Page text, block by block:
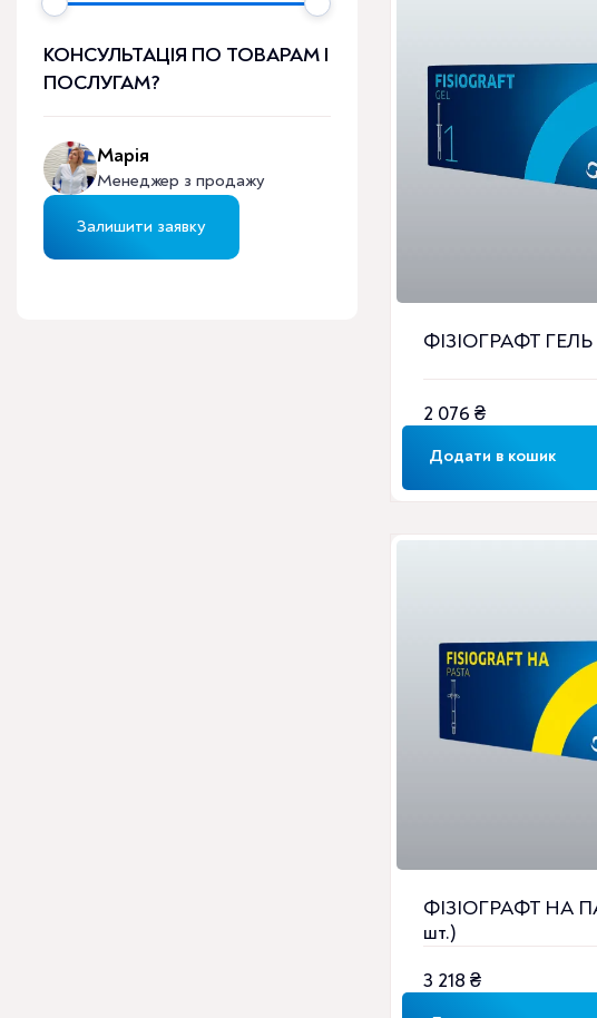
ФІЗІОГРАФТ ГЕЛЬ
2 076 ₴
Додати в кошик
ФІЗІОГРАФТ НА
шт.)
3 218 ₴
КОНСУЛЬТАЦІЯ ПО ТОВАРАМ І
ПОСЛУГАМ?
Марія
Менеджер з продажу
Залишити заявку